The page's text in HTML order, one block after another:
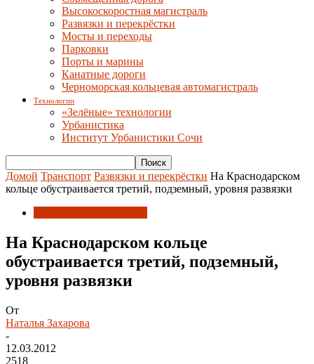
Высокоскоростная магистраль
Развязки и перекрёстки
Мосты и переходы
Парковки
Порты и марины
Канатные дороги
Черноморская кольцевая автомагистраль
Технологии
«Зелёные» технологии
Урбанистика
Институт Урбанистики Сочи
Домой Транспорт Развязки и перекрёстки На Краснодарском
кольце обустраивается третий, подземный, уровня развязки
На Краснодарском кольце
обустраивается третий, подземный,
уровня развязки
От
Наталья Захарова
-
12.03.2012
2518